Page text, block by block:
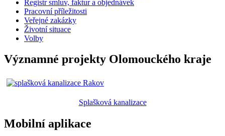
Registr smluv, faktur a objednávek
Pracovní příležitosti
Veřejné zakázky
Životní situace
Volby
Významné projekty Olomouckého kraje
Splašková kanalizace
Mobilní aplikace